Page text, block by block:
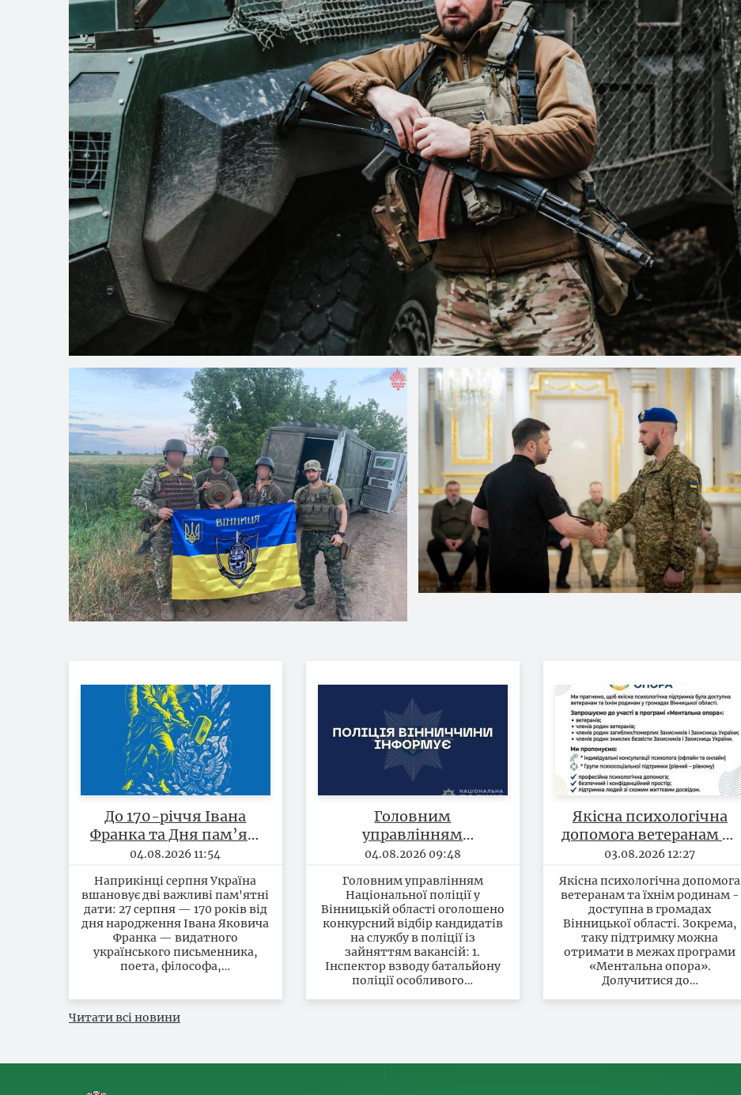
До 170-річчя Івана
Франка та Дня пам’яті
захисників України
04.08.2026 11:54
Наприкінці серпня Україна
вшановує дві важливі пам'ятні
дати: 27 серпня — 170 років від
дня народження Івана Яковича
Франка — видатного
українського письменника,
поета, філософа,…
Головним
управлінням
Національної поліції у
оголошено
конкурсний відбір
кандидатів на службу в
поліції із зайняттям
вакансій
04.08.2026 09:48
Головним управлінням
Національної поліції у
Вінницькій області оголошено
конкурсний відбір кандидатів
на службу в поліції із
зайняттям вакансій: 1.
Інспектор взводу батальйону
поліції особливого…
Якісна психологічна
допомога ветеранам та
їхнім родинам -
Вінницької області.
03.08.2026 12:27
Якісна психологічна допомога
ветеранам та їхнім родинам -
доступна в громадах
Вінницької області. Зокрема,
таку підтримку можна
отримати в межах програми
«Ментальна опора».
Долучитися до…
Читати всі новини